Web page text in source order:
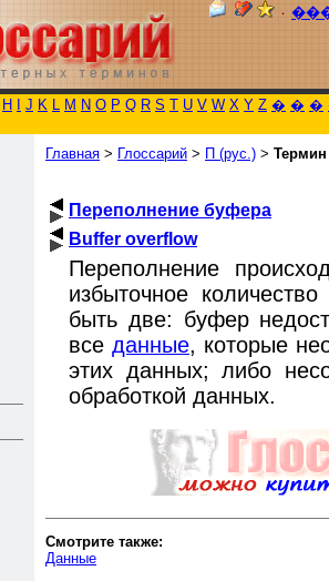
٠
H J K L M N O P Q R S T U V W X Y Z � � �
Главная > Глоссарий > П (рус.) > Термин
Переполнение буфера
Buffer overflow
Переполнение
избыточное
быть две: буфер
все данные, которые
этих данных; либо
обработкой данных.
Смотрите также:
Данные